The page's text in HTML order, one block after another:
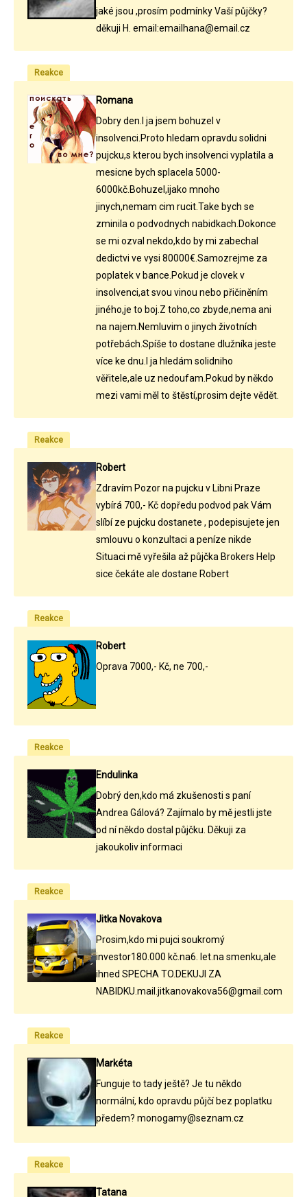
jaké jsou ,prosím podmínky Vaší půjčky?
děkuji H. email:emailhana@email.cz
Reakce
Romana
Dobry den.I ja jsem bohuzel v
insolvenci.Proto hledam opravdu solidni
pujcku,s kterou bych insolvenci vyplatila a
mesicne bych splacela 5000-
6000kč.Bohuzel,ijako mnoho
jinych,nemam cim rucit.Take bych se
zminila o podvodnych nabidkach.Dokonce
se mi ozval nekdo,kdo by mi zabechal
dedictvi ve vysi 80000€.Samozrejme za
poplatek v bance.Pokud je clovek v
insolvenci,at svou vinou nebo přičiněním
jiného,je to boj.Z toho,co zbyde,nema ani
na najem.Nemluvim o jinych životních
potřebách.Spíše to dostane dlužníka jeste
více ke dnu.I ja hledám solidniho
věřitele,ale uz nedoufam.Pokud by někdo
mezi vami měl to štěstí,prosim dejte vědět.
Reakce
Robert
Zdravím Pozor na pujcku v Libni Praze
vybírá 700,- Kč dopředu podvod pak Vám
slíbí ze pujcku dostanete , podepisujete jen
smlouvu o konzultaci a peníze nikde
Situaci mě vyřešila až půjčka Brokers Help
sice čekáte ale dostane Robert
Reakce
Robert
Oprava 7000,- Kč, ne 700,-
Reakce
Endulinka
Dobrý den,kdo má zkušenosti s paní
Andrea Gálová? Zajímalo by mě jestli jste
od ní někdo dostal půjčku. Děkuji za
jakoukoliv informaci
Reakce
Jitka Novakova
Prosim,kdo mi pujci soukromý
investor180.000 kč.na6. let.na smenku,ale
ihned SPECHA TO.DEKUJI ZA
NABIDKU.mail.jitkanovakova56@gmail.com
Reakce
Markéta
Funguje to tady ještě? Je tu někdo
normální, kdo opravdu půjčí bez poplatku
předem? monogamy@seznam.cz
Reakce
Tatana